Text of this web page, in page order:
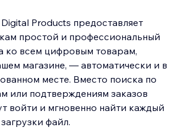
Products предоставляет
простой и профессиональный
ко всем цифровым товарам,
магазине, — автоматически и в
месте. Вместо поиска по
или подтверждениям заказов
войти и мгновенно найти каждый
файл.